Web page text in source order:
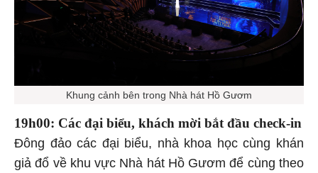
Khung cảnh bên trong Nhà hát Hồ Gươm
19h00: Các đại biểu, khách mời bắt đầu check-in
Đông đảo các đại biểu, nhà khoa học cùng khán
giả đổ về khu vực Nhà hát Hồ Gươm để cùng theo